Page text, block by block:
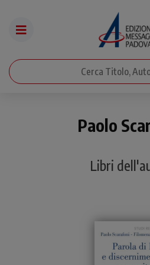
Paolo
Libri